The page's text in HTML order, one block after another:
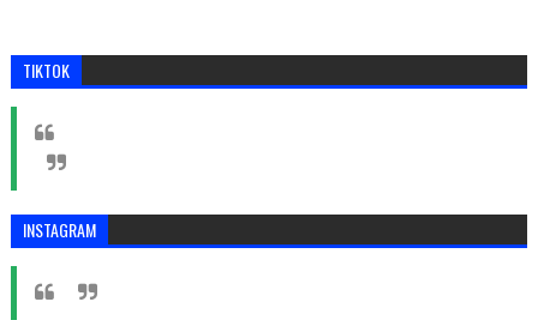
TIKTOK
INSTAGRAM